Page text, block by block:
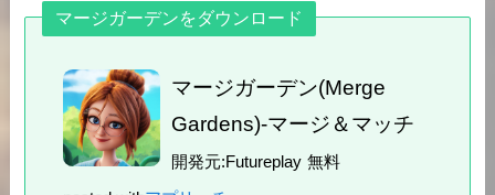
マージガーデンをダウンロード
マージガーデン(Merge
Gardens)-マージ＆マッチ
開発元:Futureplay 無料